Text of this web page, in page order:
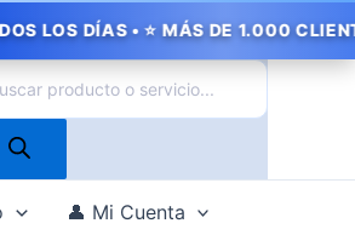
DE 1.000
👤 Mi Cuenta